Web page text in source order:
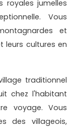
royales jumelles
Vous
et
leurs cultures en
traditionnel
chez l'habitant
voyage. Vous
des villageois,